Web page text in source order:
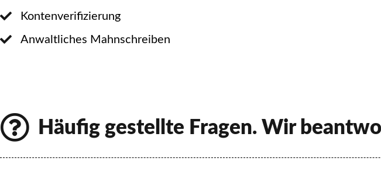
Kontenverifizierung
Anwaltliches Mahnschreiben
Häufig gestellte Fragen. Wir